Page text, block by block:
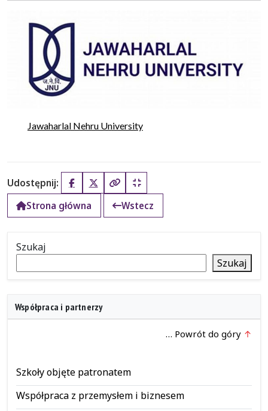
Jawaharlal Nehru University
Udostępnij: FacebookX (Twitter)
Kopiuj pełny link
Kopiuj krótki link
Strona główna
Wstecz
Szukaj
Szukaj
Współpraca i partnerzy
… Powrót do góry
Szkoły objęte patronatem
Współpraca z przemysłem i biznesem